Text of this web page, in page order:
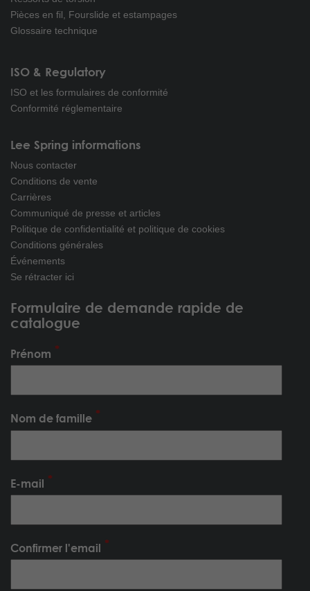
Pièces en fil, Fourslide et estampages
Glossaire technique
ISO & Regulatory
ISO et les formulaires de conformité
Conformité réglementaire
Lee Spring informations
Nous contacter
Conditions de vente
Carrières
Communiqué de presse et articles
Politique de confidentialité et politique de cookies
Conditions générales
Événements
Se rétracter ici
Formulaire de demande rapide de
catalogue
Prénom
Nom de famille
E-mail
Confirmer l'email